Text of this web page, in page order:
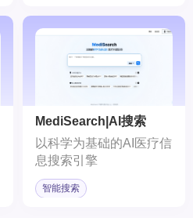
MediSearch|AI搜索
以科学为基础的AI医疗信
息搜索引擎
智能搜索